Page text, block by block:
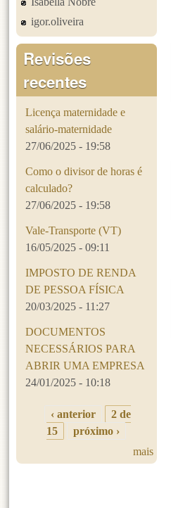
igor.oliveira
Revisões
recentes
Licença maternidade e
salário-maternidade
27/06/2025 - 19:58
Como o divisor de horas é
calculado?
27/06/2025 - 19:58
Vale-Transporte (VT)
16/05/2025 - 09:11
IMPOSTO DE RENDA
DE PESSOA FÍSICA
20/03/2025 - 11:27
DOCUMENTOS
NECESSÁRIOS PARA
ABRIR UMA EMPRESA
24/01/2025 - 10:18
‹ anterior
2 de
15
próximo ›
mais